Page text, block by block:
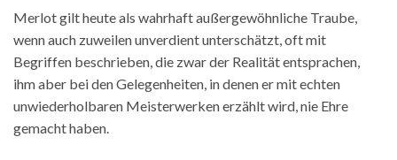
Merlot gilt heute als wahrhaft außergewöhnliche Traube,
wenn auch zuweilen unverdient unterschätzt, oft mit
Begriffen beschrieben, die zwar der Realität entsprachen,
ihm aber bei den Gelegenheiten, in denen er mit echten
unwiederholbaren Meisterwerken erzählt wird, nie Ehre
gemacht haben.